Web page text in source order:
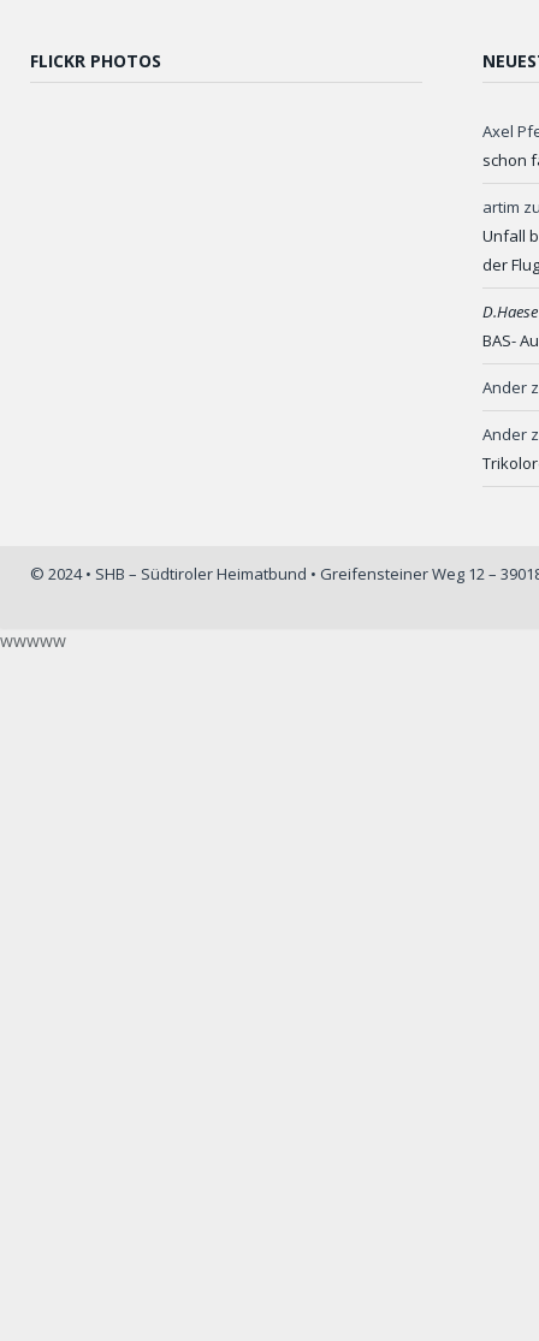
FLICKR PHOTOS
Axel
schon
artim
Unfall
der
BAS-
Ander
Ander
© 2024 • SHB – Südtiroler Heimatbund • Greifensteiner Weg 12 –
wwwww